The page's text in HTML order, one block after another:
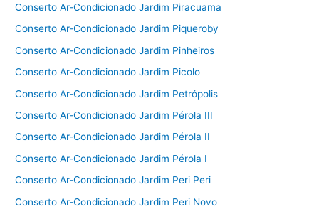
Conserto Ar-Condicionado Jardim Piracuama
Conserto Ar-Condicionado Jardim Piqueroby
Conserto Ar-Condicionado Jardim Pinheiros
Conserto Ar-Condicionado Jardim Picolo
Conserto Ar-Condicionado Jardim Petrópolis
Conserto Ar-Condicionado Jardim Pérola III
Conserto Ar-Condicionado Jardim Pérola II
Conserto Ar-Condicionado Jardim Pérola I
Conserto Ar-Condicionado Jardim Peri Peri
Conserto Ar-Condicionado Jardim Peri Novo